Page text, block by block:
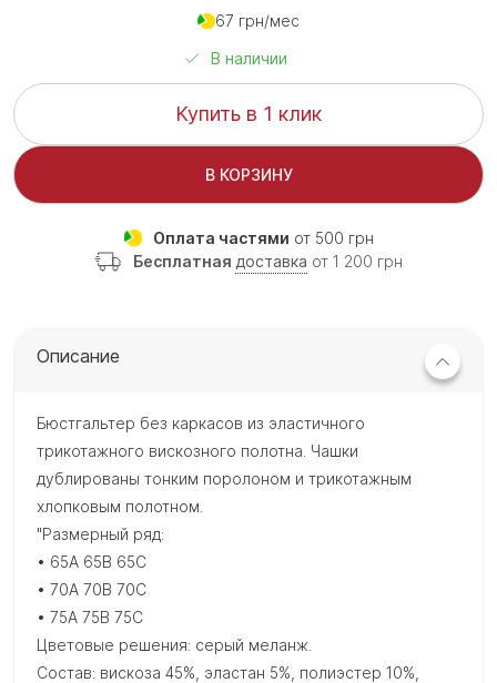
67 грн/мес
В наличии
Купить в 1 клик
В КОРЗИНУ
Оплата частями от 500 грн
Бесплатная доставка от 1 200 грн
Описание
Бюстгальтер без каркасов из эластичного
трикотажного вискозного полотна. Чашки
дублированы тонким поролоном и трикотажным
хлопковым полотном.
"Размерный ряд:
• 65A 65B 65C
• 70A 70B 70C
• 75A 75B 75C
Цветовые решения: серый меланж.
Состав: вискоза 45%, эластан 5%, полиэстер 10%,